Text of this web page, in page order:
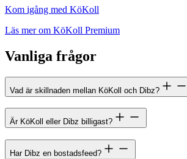
Kom igång med KöKoll
Läs mer om KöKoll Premium
Vanliga frågor
Vad är skillnaden mellan KöKoll och Dibz?
Är KöKoll eller Dibz billigast?
Har Dibz en bostadsfeed?